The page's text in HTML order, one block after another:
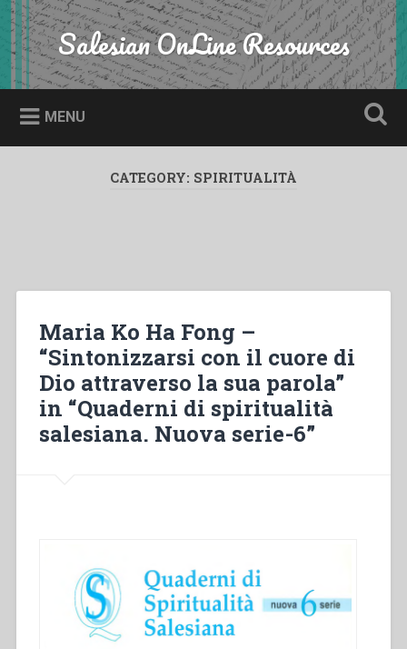
Skip
to
content
Search Salesian OnLine Resources
MENU
CATEGORY: SPIRITUALITÀ
Maria Ko Ha Fong –
“Sintonizzarsi con il cuore di
Dio attraverso la sua parola”
in “Quaderni di spiritualità
salesiana. Nuova serie-6”